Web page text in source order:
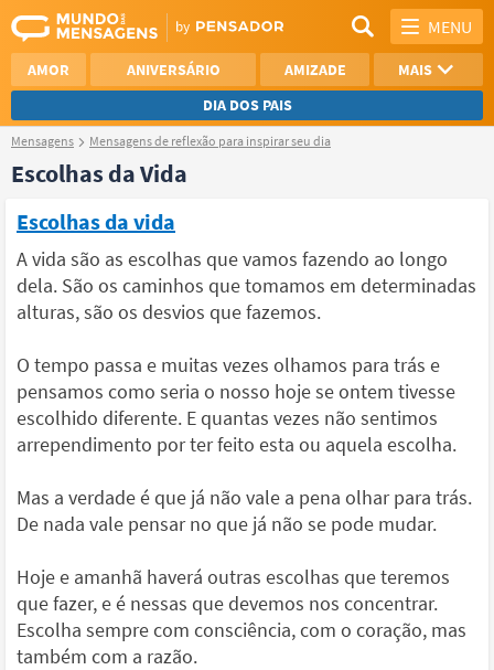
MENU
AMOR ANIVERSÁRIO AMIZADE
MAIS
DIA DOS PAIS
REFLEXÃO
VER TODAS
Mensagens Mensagens de reflexão para inspirar seu dia
Escolhas da Vida
Escolhas da vida
A vida são as escolhas que vamos fazendo ao longo
dela. São os caminhos que tomamos em determinadas
alturas, são os desvios que fazemos.
O tempo passa e muitas vezes olhamos para trás e
pensamos como seria o nosso hoje se ontem tivesse
escolhido diferente. E quantas vezes não sentimos
arrependimento por ter feito esta ou aquela escolha.
Mas a verdade é que já não vale a pena olhar para trás.
De nada vale pensar no que já não se pode mudar.
Hoje e amanhã haverá outras escolhas que teremos
que fazer, e é nessas que devemos nos concentrar.
Escolha sempre com consciência, com o coração, mas
também com a razão.